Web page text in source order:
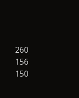
260
156
150